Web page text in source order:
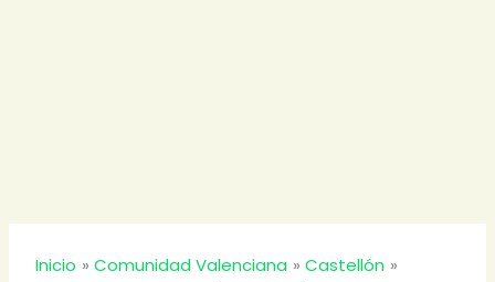
Inicio Comunidad Valenciana
Castellón